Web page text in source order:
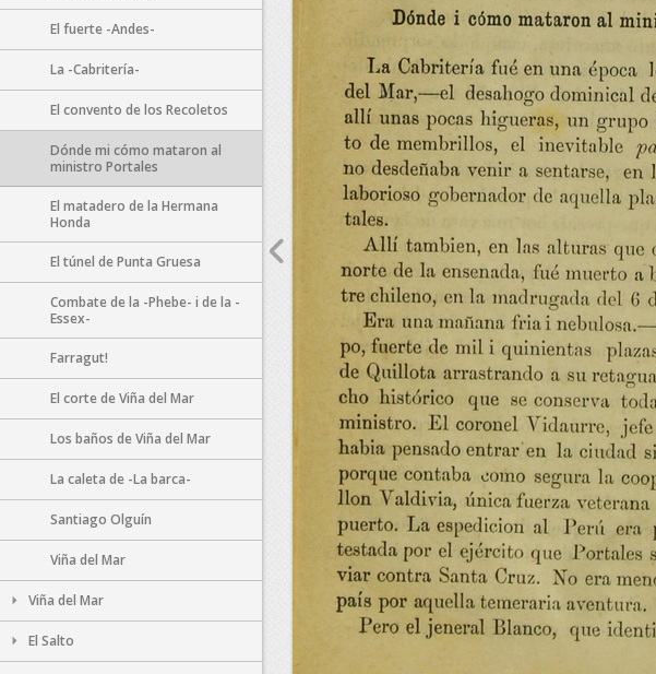
El fuerte -Andes-
La -Cabritería-
El convento de los Recoletos
Dónde mi cómo mataron al
ministro Portales
El matadero de la Hermana
Honda
El túnel de Punta Gruesa
Combate de la -Phebe- i de la -
Essex-
Farragut!
El corte de Viña del Mar
Los baños de Viña del Mar
La caleta de -La barca-
Santiago Olguín
Viña del Mar
Viña del Mar
El Salto